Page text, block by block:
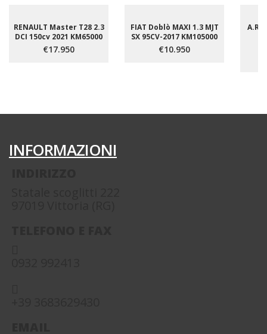
RENAULT Master T28 2.3
DCI 150cv 2021 KM65000
€17.950
FIAT Doblò MAXI 1.3 MJT
SX 95CV-2017 KM105000
€10.950
INFORMAZIONI